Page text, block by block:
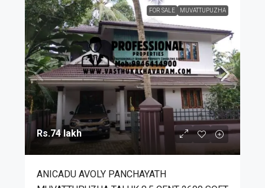
FOR SALE MUVATTUPUZHA
Rs.74 lakh
ANICADU AVOLY PANCHAYATH